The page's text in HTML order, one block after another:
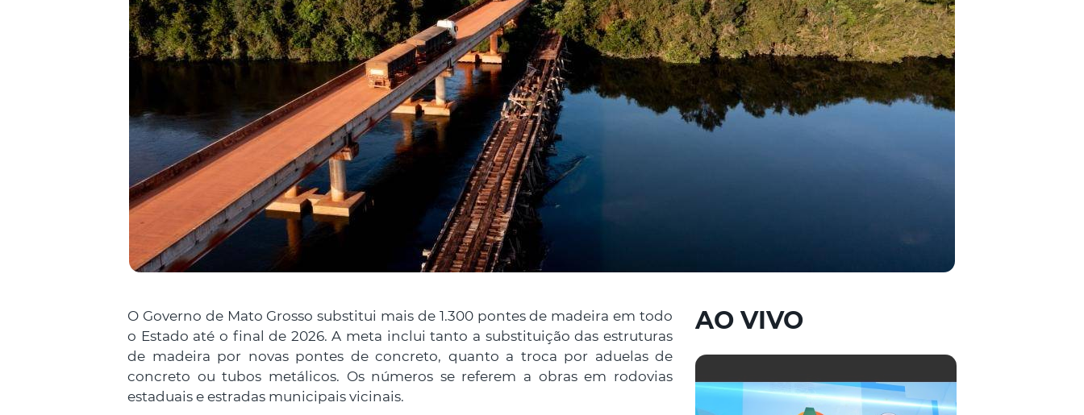
O Governo de Mato Grosso substitui mais de 1.300 pontes de madeira em todo
o Estado até o final de 2026. A meta inclui tanto a substituição das estruturas
de madeira por novas pontes de concreto, quanto a troca por aduelas de
concreto ou tubos metálicos. Os números se referem a obras em rodovias
estaduais e estradas municipais vicinais.
AO VIVO